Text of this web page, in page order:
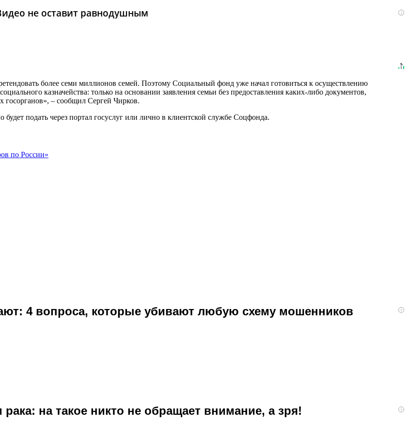
i
не оставит равнодушным
более семи миллионов семей. Поэтому Социальный фонд уже начал готовиться к осуществлению
казначейства: только на основании заявления семьи без предоставления каких-либо документов,
госорганов», – сообщил Сергей Чирков.
подать через портал госуслуг или лично в клиентской службе Соцфонда.
по России»
i
4 вопроса, которые убивают любую схему мошенников
i
на такое никто не обращает внимание, а зря!